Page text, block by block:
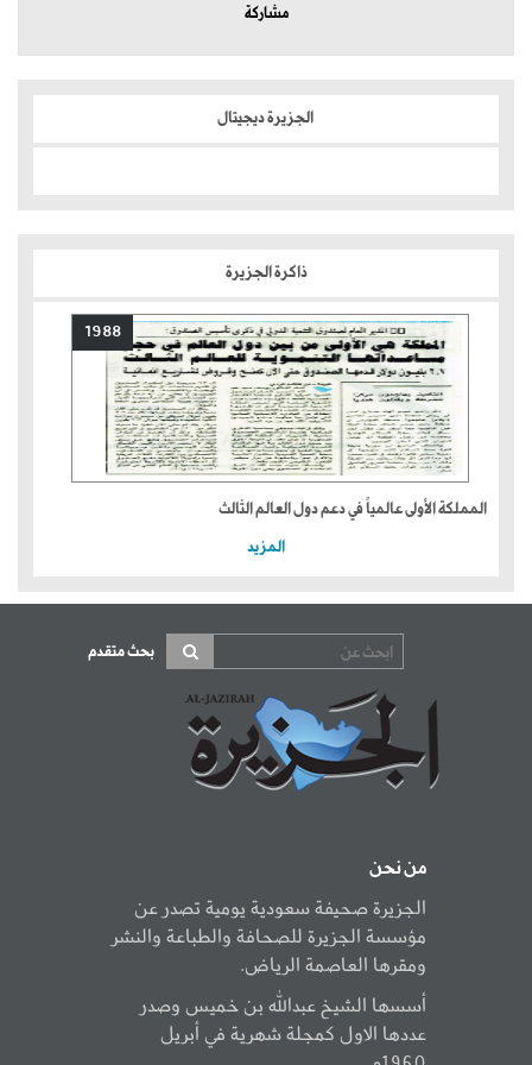
مشاركة
الجزيرة ديجيتال
ذاكرة الجزيرة
1988
المملكة الأولى عالمياً في دعم دول العالم الثالث
المزيد
بحث متقدم
من نحن
الجزيرة صحيفة سعودية يومية تصدر عن
مؤسسة الجزيرة للصحافة والطباعة والنشر
ومقرها العاصمة الرياض.
أسسها الشيخ عبدالله بن خميس وصدر
عددها الاول كمجلة شهرية في أبريل